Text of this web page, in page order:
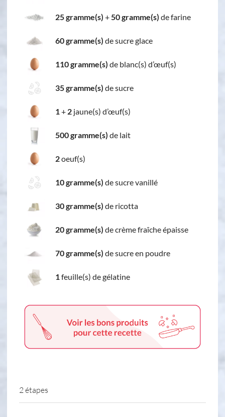
25 gramme(s) +50 gramme(s) de farine
60 gramme(s) de sucre glace
110 gramme(s) de blanc(s) d’œuf(s)
35 gramme(s) de sucre
1+ 2 jaune(s) d’œuf(s)
500 gramme(s) de lait
2oeuf(s)
10 gramme(s) de sucre vanillé
30 gramme(s) de ricotta
20 gramme(s) de crème fraîche épaisse
70 gramme(s) de sucre en poudre
1feuille(s) de gélatine
2 étapes